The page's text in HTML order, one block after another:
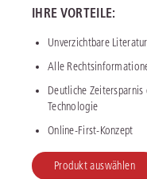
IHRE VORTEILE:
Unverzichtbare
Alle
Deutliche
Technologie
Online-First-Konzept
Produkt auswählen